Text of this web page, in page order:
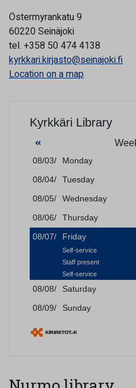
Östermyrankatu 9
60220 Seinäjoki
tel. +358 50 474 4138
kyrkkari.kirjasto@seinajoki.fi
Location on a map